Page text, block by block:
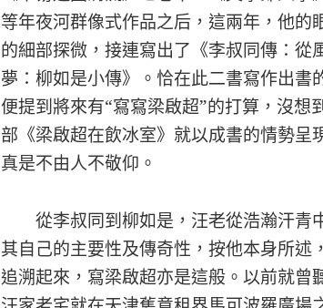
等年夜河群像式作品之后，這兩年，他的
的細部探微，接連寫出了《李叔同傳：從
夢：柳如是小傳》。恰在此二書寫作出書
便提到將來有“寫寫梁啟超”的打算，沒想
部《梁啟超在飲冰室》就以成書的情勢呈
真是不由人不敬仰。
從李叔同到柳如是，汪老從浩瀚汗青
其自己的主要性及傳奇性，按他本身所述
追溯起來，寫梁啟超亦是這般。以前就曾